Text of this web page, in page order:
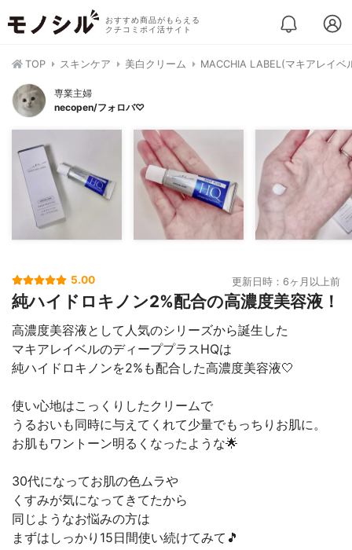
おすすめ商品がもらえる
クチコミポイ活サイト
TOP スキンケア 美白クリーム MACCHIA LABEL(マキアレイベ
専業主婦
necopen/フォロバ♡
5.00 更新日時：6ヶ月以上前
純ハイドロキノン2%配合の高濃度美容液！
高濃度美容液として人気のシリーズから誕生した
マキアレイベルのディーププラスHQは
純ハイドロキノンを2%も配合した高濃度美容液🤍
使い心地はこっくりしたクリームで
うるおいも同時に与えてくれて少量でもっちりお肌に。
お肌もワントーン明るくなったような🌟
30代になってお肌の色ムラや
くすみが気になってきてたから
同じようなお悩みの方は
まずはしっかり15日間使い続けてみて🎵